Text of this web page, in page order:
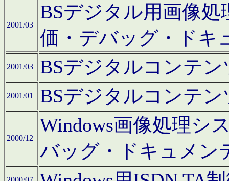
2001/03
BSデジタル用画像
価・デバッグ・ドキ
2001/03 BSデジタルコンテ
2001/01 BSデジタルコンテ
2000/12
Windows画像処理シ
バッグ・ドキュメン